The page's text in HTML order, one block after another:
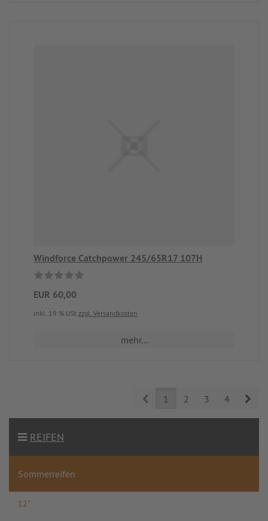
Windforce Catchpower 245/65R17 107H
EUR 60,00
inkl. 19 % USt zzgl. Versandkosten
mehr...
Prev1 2 3 4
REIFEN
Sommerreifen
12"